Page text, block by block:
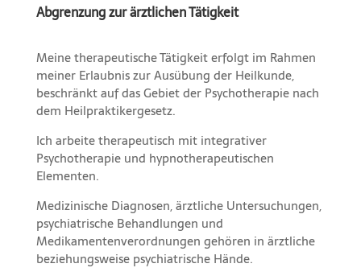
Abgrenzung zur ärztlichen Tätigkeit
Meine therapeutische Tätigkeit erfolgt im Rahmen
meiner Erlaubnis zur Ausübung der Heilkunde,
beschränkt auf das Gebiet der Psychotherapie nach
dem Heilpraktikergesetz.
Ich arbeite therapeutisch mit integrativer
Psychotherapie und hypnotherapeutischen
Elementen.
Medizinische Diagnosen, ärztliche Untersuchungen,
psychiatrische Behandlungen und
Medikamentenverordnungen gehören in ärztliche
beziehungsweise psychiatrische Hände.